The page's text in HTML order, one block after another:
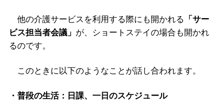
他の介護サービスを利用する際にも開かれる
「サー
ビス担当者会議」 が、ショートステイの場合も開かれ
るのです。
このときに以下のようなことが話し合われます。
・普段の生活：日課、一日のスケジュール